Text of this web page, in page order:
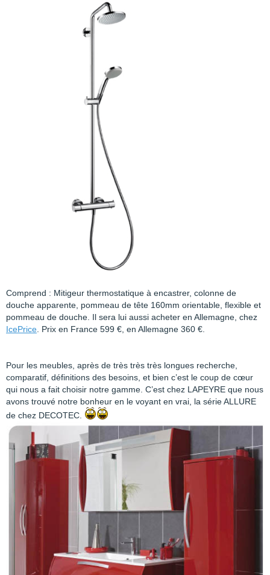
Comprend : Mitigeur thermostatique à encastrer, colonne de
douche apparente, pommeau de tête 160mm orientable, flexible et
pommeau de douche. Il sera lui aussi acheter en Allemagne, chez
IcePrice . Prix en France 599 €, en Allemagne 360 €.
Pour les meubles, après de très très très longues recherche,
comparatif, définitions des besoins, et bien c’est le coup de cœur
qui nous a fait choisir notre gamme. C’est chez LAPEYRE que nous
avons trouvé notre bonheur en le voyant en vrai, la série ALLURE
de chez DECOTEC.